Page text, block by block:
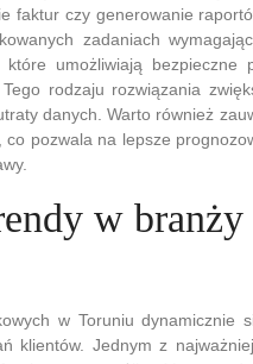
faktur czy generowanie
zadaniach
które umożliwiają
rodzaju rozwiązania
danych. Warto również
co pozwala na lepsze
w
w Toruniu dynamicznie
klientów. Jednym z